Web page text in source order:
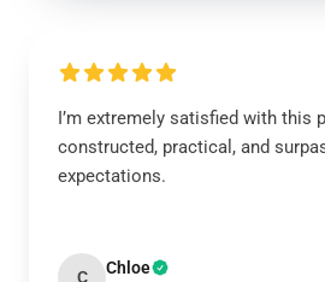
I’m extremely satisfied with this
constructed, practical, and
expectations.
C Chloe